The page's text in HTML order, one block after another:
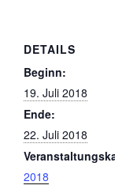
DETAILS
Beginn:
19. Juli 2018
Ende:
22. Juli 2018
2018